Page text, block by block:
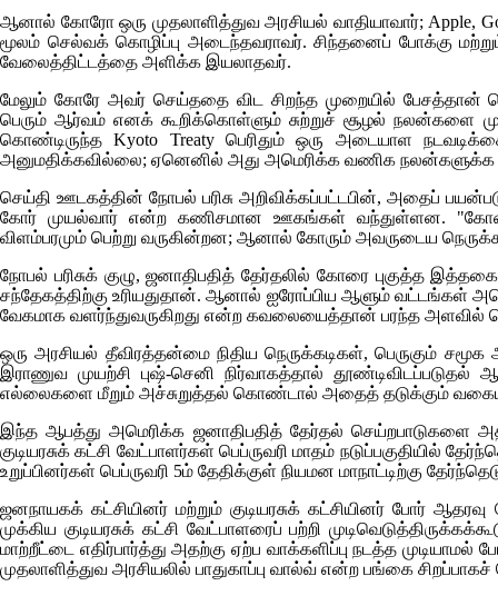
ஆனால் கோரோ ஒரு முதலாளித்துவ அரசியல் வாதியாவார்; Apple,
மூலம் செல்வக் கொழிப்பு அடைந்தவராவர். சிந்தனைப் போக்கு
வேலைத்திட்டத்தை அளிக்க இயலாதவர்.
மேலும் கோரே அவர் செய்ததை விட சிறந்த முறையில்
பெரும் ஆர்வம் எனக் கூறிக்கொள்ளும் சுற்றுச் சூழல் நலன்களை
கொண்டிருந்தKyoto Treatyபெரிதும் ஒரு அடையாள
அனுமதிக்கவில்லை; ஏனெனில் அது அமெரிக்க வணிக
செய்தி ஊடகத்தின் நோபல் பரிசு அறிவிக்கப்பட்டபின், அதைப்
கோர் முயல்வார் என்ற கணிசமான ஊகங்கள் வந்துள்ளன.
விளம்பரமும் பெற்று வருகின்றன; ஆனால் கோரும் அவருடைய
நோபல் பரிசுக் குழு, ஜனாதிபதித் தேர்தலில் கோரை புகுத்த
சந்தேகத்திற்கு உரியதுதான். ஆனால் ஐரோப்பிய ஆளும் வட்டங்கள்
வேகமாக வளர்ந்துவருகிறது என்ற கவலையைத்தான் பரந்த அளவில்
ஒரு அரசியல் தீவிரத்தன்மை நிதிய நெருக்கடிகள், பெருகும் சமூக
இராணுவ முயற்சி புஷ்-செனி நிர்வாகத்தால் தூண்டிவிடப்படுதல்
எல்லைகளை மீறும் அச்சுறுத்தல் கொண்டால் அதைத் தடுக்கும்
இந்த ஆபத்து அமெரிக்க ஜனாதிபதித் தேர்தல் செய்றபாடுகளை
குடியரசுக் கட்சி வேட்பாளர்கள் பெப்ருவரி மாதம் நடுப்பகுதியில்
உறுப்பினர்கள் பெப்ருவரி 5ம் தேதிக்குள் நியமன மாநாட்டிற்கு
ஜனநாயகக் கட்சியினர் மற்றும் குடியரசுக் கட்சியினர் போர்
முக்கிய குடியரசுக் கட்சி வேட்பாளரைப் பற்றி
மாற்றீட்டை எதிர்பார்த்து அதற்கு ஏற்ப வாக்களிப்பு நடத்த முடியாமல்
முதலாளித்துவ அரசியலில் பாதுகாப்பு வால்வ் என்ற பங்கை சிறப்பாகச்